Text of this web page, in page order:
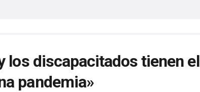
los discapacitados tienen el
pandemia»